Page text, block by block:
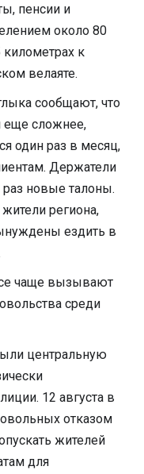
пенсии и
около 80
километрах к
велаяте.
сообщают, что
еще сложнее,
один раз в месяц,
Держатели
новые талоны.
региона,
ездить в
чаще вызывают
среди
центральную
12 августа в
отказом
жителей
для